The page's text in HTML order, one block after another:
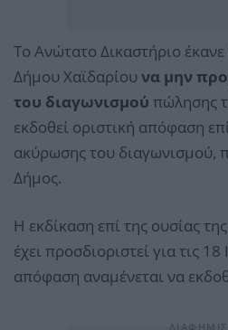
Το Ανώτατο Δικαστήριο
Δήμου Χαϊδαρίου να μην
του διαγωνισμού πώλησης
εκδοθεί οριστική απόφαση
ακύρωσης του διαγωνισμού,
Δήμος.
Η εκδίκαση επί της ουσίας
έχει προσδιοριστεί για τις
απόφαση αναμένεται να